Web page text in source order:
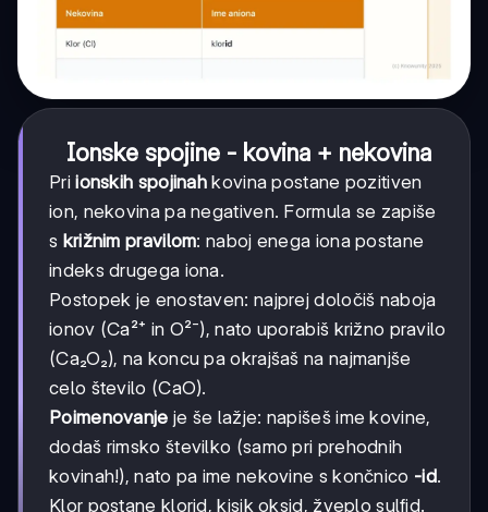
Ionske spojine - kovina + nekovina
Priionskih spojinah kovina postane pozitiven
ion, nekovina pa negativen. Formula se zapiše
s križnim pravilom: naboj enega iona postane
indeks drugega iona.
Postopek je enostaven: najprej določiš naboja
ionov (Ca²⁺ in O²⁻), nato uporabiš križno pravilo
(Ca₂O₂), na koncu pa okrajšaš na najmanjše
celo število (CaO).
Poimenovanje je še lažje: napišeš ime kovine,
dodaš rimsko številko (samo pri prehodnih
kovinah!), nato pa ime nekovine s končnico -id.
Klor postane klorid, kisik oksid, žveplo sulfid.